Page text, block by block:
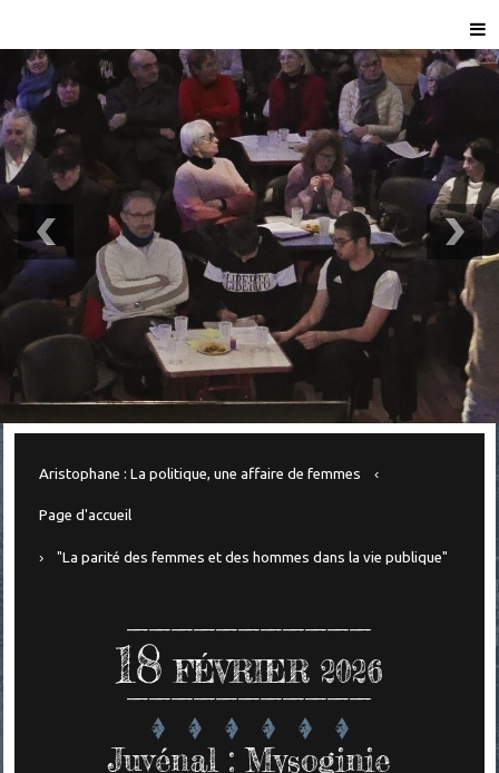
Aristophane : La politique, une affaire de femmes
Page d'accueil
"La parité des femmes et des hommes dans la vie publique"
18 FÉVRIER 2026
Juvénal : Mysoginie